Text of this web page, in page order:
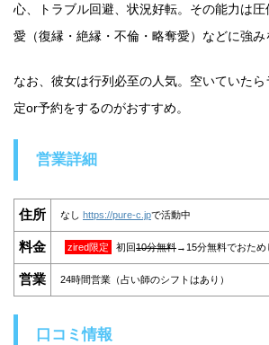
心、トラブル回避、状況好転。その能力は
愛（復縁・絶縁・不倫・略奪愛）などに強み
なお、彼女は行列必至の人気。空いていた
定or予約をするのがおすすめ。
営業詳細
住所 なし https://pure-c.jpで活動中
料金 zired限定 初回10分無料→15分無料でおため
営業 24時間営業（占い師のシフトはあり）
口コミ情報